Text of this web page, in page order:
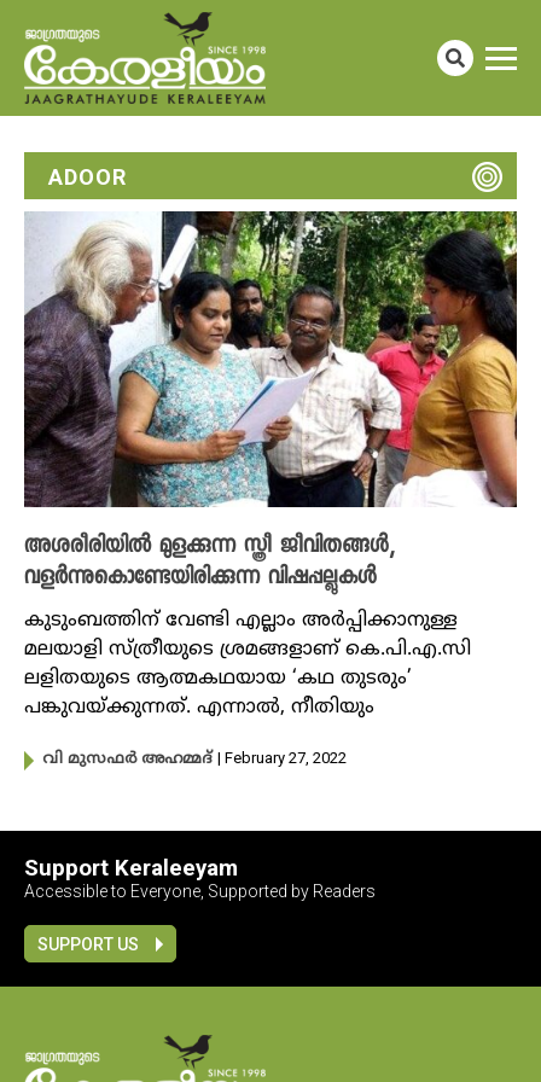
ADOOR
അശരീരിയിൽ മുളക്കുന്ന സ്ത്രീ ജീവിതങ്ങൾ,
വളർന്നുകൊണ്ടേയിരിക്കുന്ന വിഷപ്പല്ലുകൾ
കുടുംബത്തിന് വേണ്ടി എല്ലാം അർപ്പിക്കാനുള്ള
മലയാളി സ്ത്രീയുടെ ശ്രമങ്ങളാണ് കെ.പി.എ.സി
ലളിതയുടെ ആത്മകഥയായ ‘കഥ തുടരും’
പങ്കുവയ്ക്കുന്നത്. എന്നാൽ, നീതിയും
വി മുസഫർ അഹമ്മദ് | February 27, 2022
Support Keraleeyam
Accessible to Everyone, Supported by Readers
SUPPORT US